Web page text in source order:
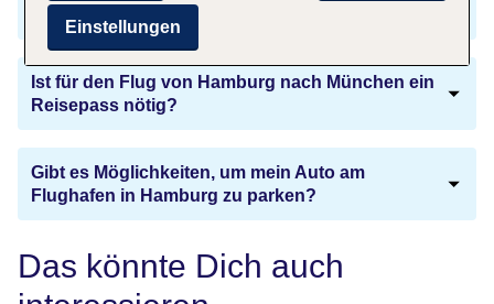
Ist für den Flug von Hamburg nach München ein
Reisepass nötig?
Gibt es Möglichkeiten, um mein Auto am
Flughafen in Hamburg zu parken?
Das könnte Dich auch
Einstellungen